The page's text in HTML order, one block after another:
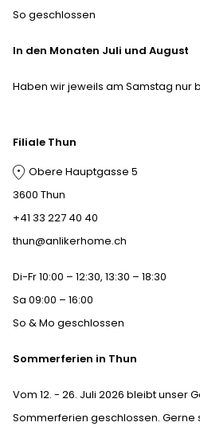
So geschlossen
In den Monaten Juli und August
Haben wir jeweils am Samstag nur
Filiale Thun
Obere Hauptgasse 5
3600 Thun
+41 33 227 40 40
thun@anlikerhome.ch
Di-Fr 10:00 – 12:30, 13:30 – 18:30
Sa 09:00 – 16:00
So & Mo geschlossen
Sommerferien in Thun
Vom 12. - 26. Juli 2026 bleibt unser
Sommerferien geschlossen. Gerne